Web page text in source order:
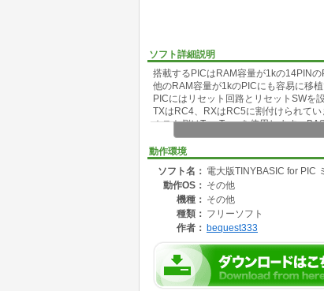
ソフト詳細説明
搭載するPICはRAM容量が1kの14PINの
他のRAM容量が1kのPICにも容易に移植
PICにはリセット回路とリセットSWを
TXはRC4、RXはRC5に割付けられて
ホスト側はTeraTermを使用します。
エコーバックは禁止です。
動作環境
ソフト名： 電大版TINYBASIC for PIC
動作OS： その他
機種： その他
種類： フリーソフト
作者： bequest333